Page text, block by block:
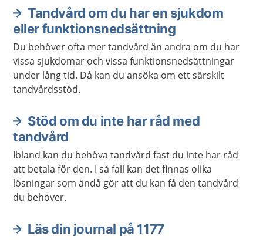
Tandvård om du har en sjukdom
eller funktionsnedsättning
Du behöver ofta mer tandvård än andra om du har
vissa sjukdomar och vissa funktionsnedsättningar
under lång tid. Då kan du ansöka om ett särskilt
tandvårdsstöd.
Stöd om du inte har råd med
tandvård
Ibland kan du behöva tandvård fast du inte har råd
att betala för den. I så fall kan det finnas olika
lösningar som ändå gör att du kan få den tandvård
du behöver.
Läs din journal på 1177